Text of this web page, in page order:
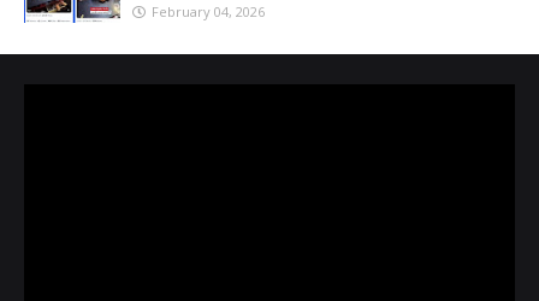
February 04, 2026